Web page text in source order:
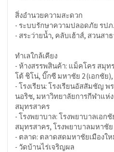
สิ่งอำนวยความสะดวก
- ระบบรักษาความปลอดภัย รปภ
- สระว่ายน้ำ, คลับเฮ้าส์, สวนสา
ทำเลใกล้เคียง
- ห้างสรรพสินค้า: แม็คโคร สมุ
โต้ ชิโน่, บิ๊กซี มหาชัย 2 (เอกชัย
- โรงเรียน: โรงเรียนอัสสัมชัญ พ
นอริช, มหาวิทยาลัยการกีฬาแห่
สมุทรสาคร
- โรงพยาบาล: โรงพยาบาลเอก
สมุทรสาคร, โรงพยาบาลมหาชัย
- ตลาด: ตลาดสดมหาชัยเมืองใ
- วัดบ้านไร่เจริญผล